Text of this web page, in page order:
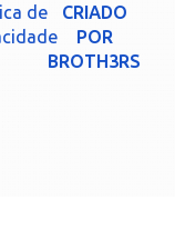
de
CRIADO
POR
BROTH3RS